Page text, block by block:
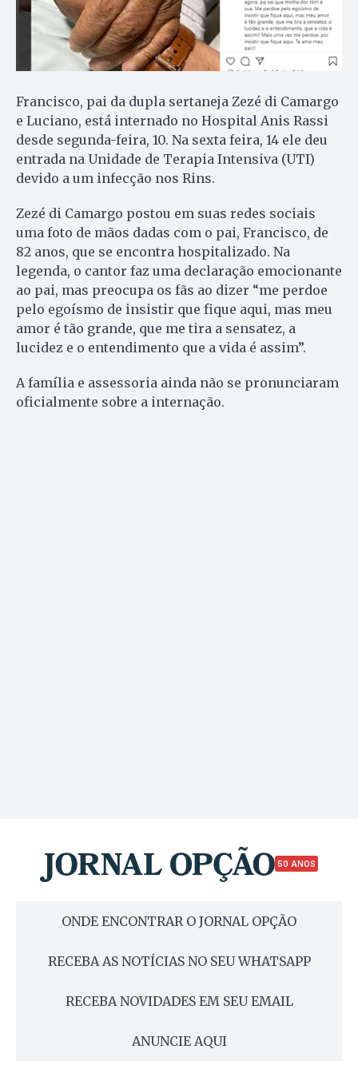
Francisco, pai da dupla sertaneja Zezé di Camargo
e Luciano, está internado no Hospital Anis Rassi
desde segunda-feira, 10. Na sexta feira, 14 ele deu
entrada na Unidade de Terapia Intensiva (UTI)
devido a um infecção nos Rins.
Zezé di Camargo postou em suas redes sociais
uma foto de mãos dadas com o pai, Francisco, de
82 anos, que se encontra hospitalizado. Na
legenda, o cantor faz uma declaração emocionante
ao pai, mas preocupa os fãs ao dizer “me perdoe
pelo egoísmo de insistir que fique aqui, mas meu
amor é tão grande, que me tira a sensatez, a
lucidez e o entendimento que a vida é assim”.
A família e assessoria ainda não se pronunciaram
oficialmente sobre a internação.
50 ANOS
ONDE ENCONTRAR O JORNAL OPÇÃO
RECEBA AS NOTÍCIAS NO SEU WHATSAPP
RECEBA NOVIDADES EM SEU EMAIL
ANUNCIE AQUI